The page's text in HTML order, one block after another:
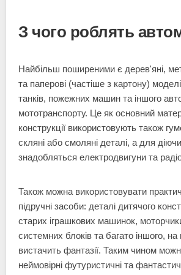
З чого роблять
Найбільш поширеними є дерев'яні,
та паперові (частіше з картону)
танків, пожежних машин та іншого
мототранспорту. Це як основний
конструкції використовують також
скляні або смоляні деталі, а для
знадобляться електродвигуни та
Також можна використовувати
підручні засоби: деталі дитячого
старих іграшкових машинок,
системних блоків та багато іншого,
вистачить фантазії. Таким чином
неймовірні футуристичні та